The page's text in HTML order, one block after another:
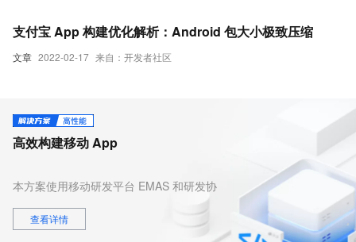
文章 2022-02-17 来自：开发者社区
支付宝 App 构建优化解析：Android 包大小极致压缩
高效构建移动 App
本方案使用移动研发平台 EMAS 和研发协
同平台云效来提供一站式 App 的开发、运
维、运营等应用全生命周期的管理能力，
提升开发效率，降低运维成本。
查看详情